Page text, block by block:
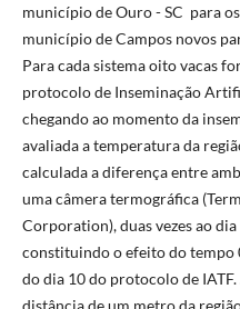
município de Ouro - SC para
município de Campos novos
Para cada sistema oito vacas
protocolo de Inseminação
chegando ao momento da
avaliada a temperatura da
calculada a diferença entre
uma câmera termográfica
Corporation), duas vezes ao
constituindo o efeito do tempo
do dia 10 do protocolo de
distância de um metro da